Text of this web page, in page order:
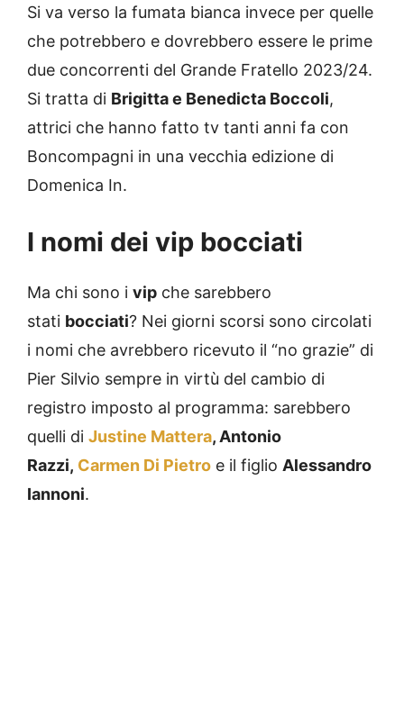
Si va verso la fumata bianca invece per quelle
che potrebbero e dovrebbero essere le prime
due concorrenti del Grande Fratello 2023/24.
Si tratta di Brigitta e Benedicta Boccoli,
attrici che hanno fatto tv tanti anni fa con
Boncompagni in una vecchia edizione di
Domenica In.
I nomi dei vip bocciati
Ma chi sono i vip che sarebbero
stati bocciati? Nei giorni scorsi sono circolati
i nomi che avrebbero ricevuto il “no grazie” di
Pier Silvio sempre in virtù del cambio di
registro imposto al programma: sarebbero
quelli di Justine Mattera, Antonio
Razzi, Carmen Di Pietro e il figlio Alessandro
Iannoni.